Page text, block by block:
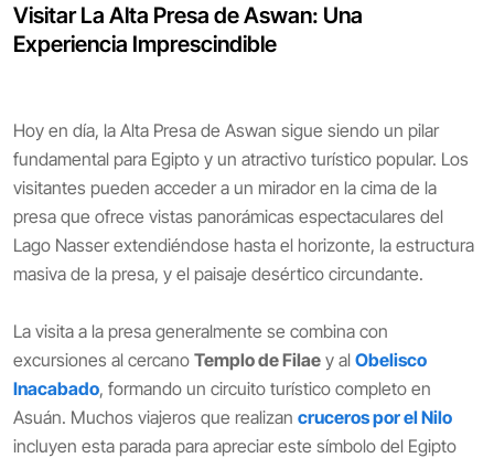
Visitar La Alta Presa de Aswan: Una
Experiencia Imprescindible
Hoy en día, la Alta Presa de Aswan sigue siendo un pilar
fundamental para Egipto y un atractivo turístico popular. Los
visitantes pueden acceder a un mirador en la cima de la
presa que ofrece vistas panorámicas espectaculares del
Lago Nasser extendiéndose hasta el horizonte, la estructura
masiva de la presa, y el paisaje desértico circundante.
La visita a la presa generalmente se combina con
excursiones al cercano Templo de Filae y al Obelisco
Inacabado, formando un circuito turístico completo en
Asuán. Muchos viajeros que realizan cruceros por el Nilo
incluyen esta parada para apreciar este símbolo del Egipto